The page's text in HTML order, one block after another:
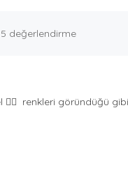
5 değerlendirme
renkleri göründüğü